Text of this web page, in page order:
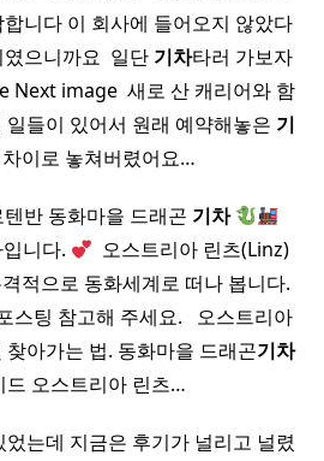
니다 이 회사에 들어오지 않았다
으니까요 ​ 일단 기차타러 가보자
Next image ​ 새로 산 캐리어와 함
들이 있어서 원래 예약해놓은 기
이로 놓쳐버렸어요…
반 동화마을 드래곤 기차
니다.
​ 오스트리아 린츠(Linz)
적으로 동화세계로 떠나 봅니다.
스팅 참고해 주세요. ​ ​ 오스트리아
아가는 법. 동화마을 드래곤기차
드 오스트리아 린츠…
는데 지금은 후기가 널리고 널렸